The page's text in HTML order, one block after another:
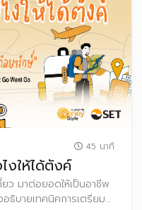
45 นาที
งให้ได้ตังค์
ยว มาต่อยอดให้เป็นอาชีพ
ธิบายเทคนิคการเตรียม